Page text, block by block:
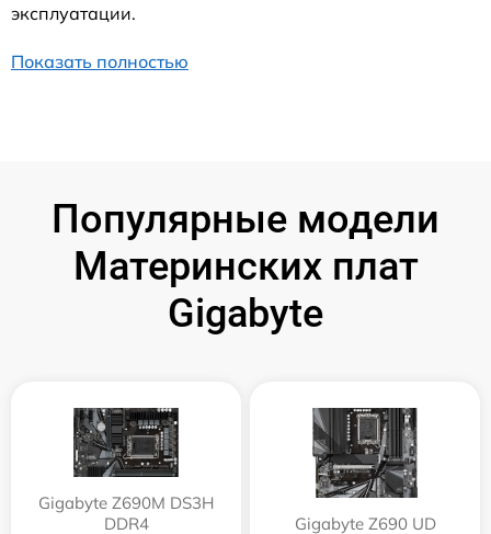
эксплуатации.
Показать полностью
Популярные модели
Материнских плат
Gigabyte
Gigabyte Z690M DS3H
DDR4
Gigabyte Z690 UD